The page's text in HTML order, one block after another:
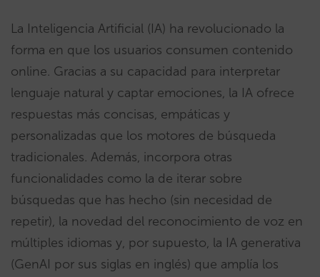
La Inteligencia Artificial (IA) ha revolucionado la
forma en que los usuarios consumen contenido
online. Gracias a su capacidad para interpretar
lenguaje natural y captar emociones, la IA ofrece
respuestas más concisas, empáticas y
personalizadas que los motores de búsqueda
tradicionales. Además, incorpora otras
funcionalidades como la de iterar sobre
búsquedas que has hecho (sin necesidad de
repetir), la novedad del reconocimiento de voz en
múltiples idiomas y, por supuesto, la IA generativa
(GenAI por sus siglas en inglés) que amplía los